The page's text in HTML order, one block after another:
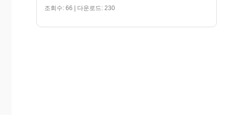
조회수: 66 | 다운로드: 230